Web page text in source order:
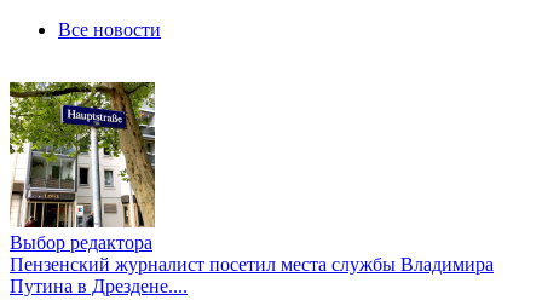
Все новости
Выбор редактора
Пензенский журналист посетил места службы Владимира
Путина в Дрездене....